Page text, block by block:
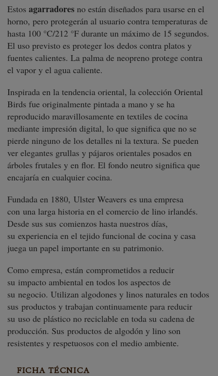
Estos agarradores no están diseñados para usarse en el
horno, pero protegerán al usuario contra temperaturas de
hasta 100 °C/212 °F durante un máximo de 15 segundos.
El uso previsto es proteger los dedos contra platos y
fuentes calientes. La palma de neopreno protege contra
el vapor y el agua caliente.
Inspirada en la tendencia oriental, la colección Oriental
Birds fue originalmente pintada a mano y se ha
reproducido maravillosamente en textiles de cocina
mediante impresión digital, lo que significa que no se
pierde ninguno de los detalles ni la textura. Se pueden
ver elegantes grullas y pájaros orientales posados ​​en
árboles frutales y en flor. El fondo neutro significa que
encajaría en cualquier cocina.
Fundada en 1880, Ulster Weavers es una empresa
con una larga historia en el comercio de lino irlandés.
Desde sus sus comienzos hasta nuestros días,
su experiencia en el tejido funcional de cocina y casa
juega un papel importante en su patrimonio.
Como empresa, están comprometidos a reducir
su impacto ambiental en todos los aspectos de
su negocio. Utilizan algodones y linos naturales en todos
sus productos y trabajan continuamente para reducir
su uso de plástico no reciclable en toda su cadena de
producción. Sus productos de algodón y lino son
resistentes y respetuosos con el medio ambiente.
FICHA TÉCNICA